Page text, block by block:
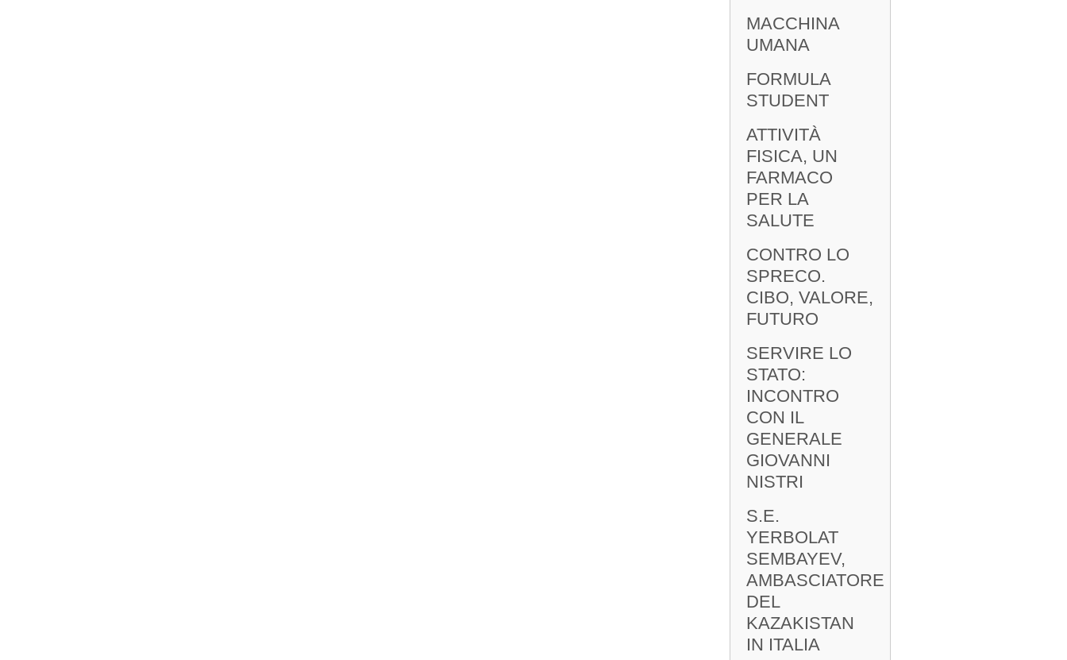
MACCHINA
UMANA
FORMULA
STUDENT
ATTIVITÀ
FISICA, UN
FARMACO
PER LA
SALUTE
CONTRO LO
SPRECO.
CIBO, VALORE,
FUTURO
SERVIRE LO
STATO:
INCONTRO
CON IL
GENERALE
GIOVANNI
NISTRI
S.E.
YERBOLAT
SEMBAYEV,
AMBASCIATORE
DEL
KAZAKISTAN
IN ITALIA